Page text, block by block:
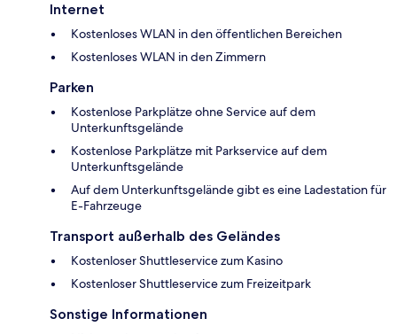
Internet
Kostenloses WLAN in den öffentlichen Bereichen
Kostenloses WLAN in den Zimmern
Parken
Kostenlose Parkplätze ohne Service auf dem
Unterkunftsgelände
Kostenlose Parkplätze mit Parkservice auf dem
Unterkunftsgelände
Auf dem Unterkunftsgelände gibt es eine Ladestation für
E-Fahrzeuge
Transport außerhalb des Geländes
Kostenloser Shuttleservice zum Kasino
Kostenloser Shuttleservice zum Freizeitpark
Sonstige Informationen